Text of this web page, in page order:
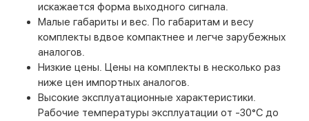
искажается форма выходного сигнала.
Малые габариты и вес. По габаритам и весу
комплекты вдвое компактнее и легче зарубежных
аналогов.
Низкие цены. Цены на комплекты в несколько раз
ниже цен импортных аналогов.
Высокие эксплуатационные характеристики.
Рабочие температуры эксплуатации от -30°С до